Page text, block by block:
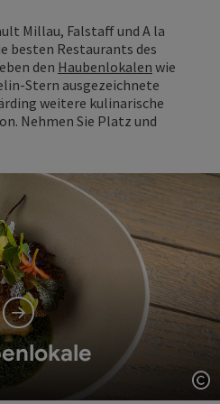
Millau, Falstaff und A la
besten Restaurants des
den Haubenlokalen wie
Stern ausgezeichnete
weitere kulinarische
Nehmen Sie Platz und